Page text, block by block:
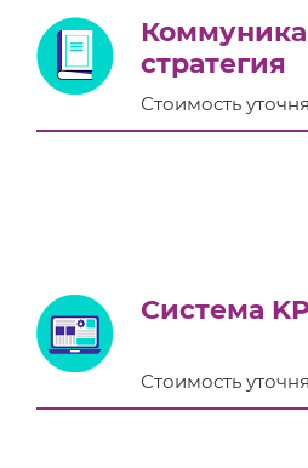
стратегия
Стоимость
Система
Стоимость